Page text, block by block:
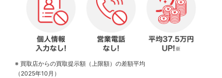
※ 買取店からの買取提示額（上限額）の差額平均
（2025年10月）